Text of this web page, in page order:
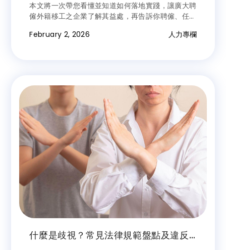
本文將一次帶您看懂並知道如何落地實踐，讓廣大聘
僱外籍移工之企業了解其益處，再告訴你聘僱、任用
February 2, 2026 人力專欄
什麼是歧視？常見法律規範盤點及違反